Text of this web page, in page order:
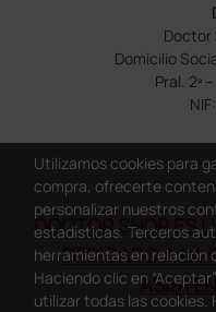
Doctor
Domicilio
Pral. 2ª
DOCTOR SHOP ES
DEDICADO A LA
Utilizamos cookies para
compra, ofrecerte
personalizar nuestros
estadísticas. Terceros
herramientas en relación
Haciendo clic en
utilizar todas las cookies.